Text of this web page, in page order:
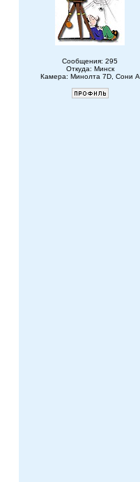
Сообщения: 295
Откуда: Минск
Камера: Минолта 7D, Сони А